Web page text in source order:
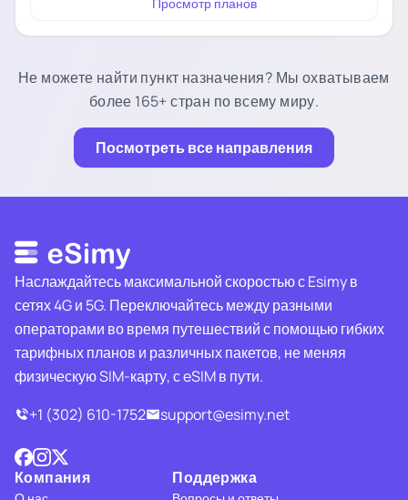
Не можете найти пункт назначения? Мы охватываем
более 165+ стран по всему миру.
Посмотреть все направления
Наслаждайтесь максимальной скоростью с Esimy в
сетях 4G и 5G. Переключайтесь между разными
операторами во время путешествий с помощью гибких
тарифных планов и различных пакетов, не меняя
физическую SIM-карту, с eSIM в пути.
+1 (302) 610-1752
support@esimy.net
Компания Поддержка